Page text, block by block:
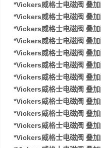
*Vickers威格士电磁阀 叠
*Vickers威格士电磁阀 叠
*Vickers威格士电磁阀 叠
*Vickers威格士电磁阀 叠
*Vickers威格士电磁阀 叠
*Vickers威格士电磁阀 叠
*Vickers威格士电磁阀 叠
*Vickers威格士电磁阀 叠
*Vickers威格士电磁阀 叠
*Vickers威格士电磁阀 叠
*Vickers威格士电磁阀 叠
*Vickers威格士电磁阀 叠